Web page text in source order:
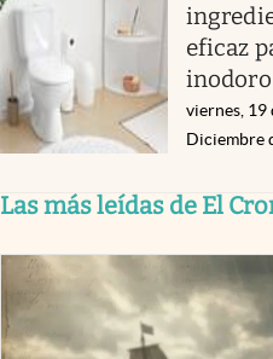
eficaz
inodoro
viernes, 19
Diciembre
Las más leídas de El